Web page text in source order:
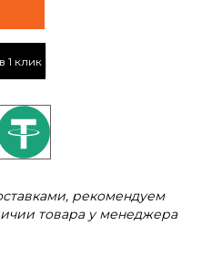
1 клик
рекомендуем
товара у менеджера